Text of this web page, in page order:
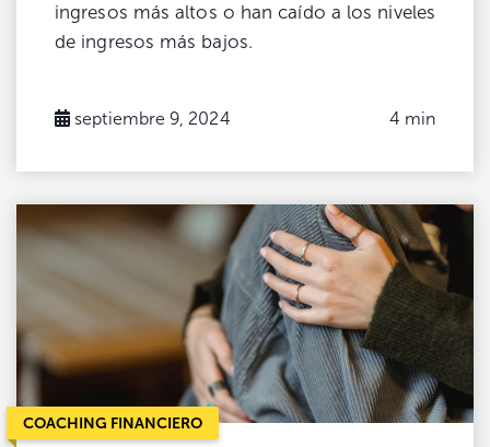
ingresos más altos o han caído a los niveles
de ingresos más bajos.
septiembre 9, 2024 4 min
COACHING FINANCIERO